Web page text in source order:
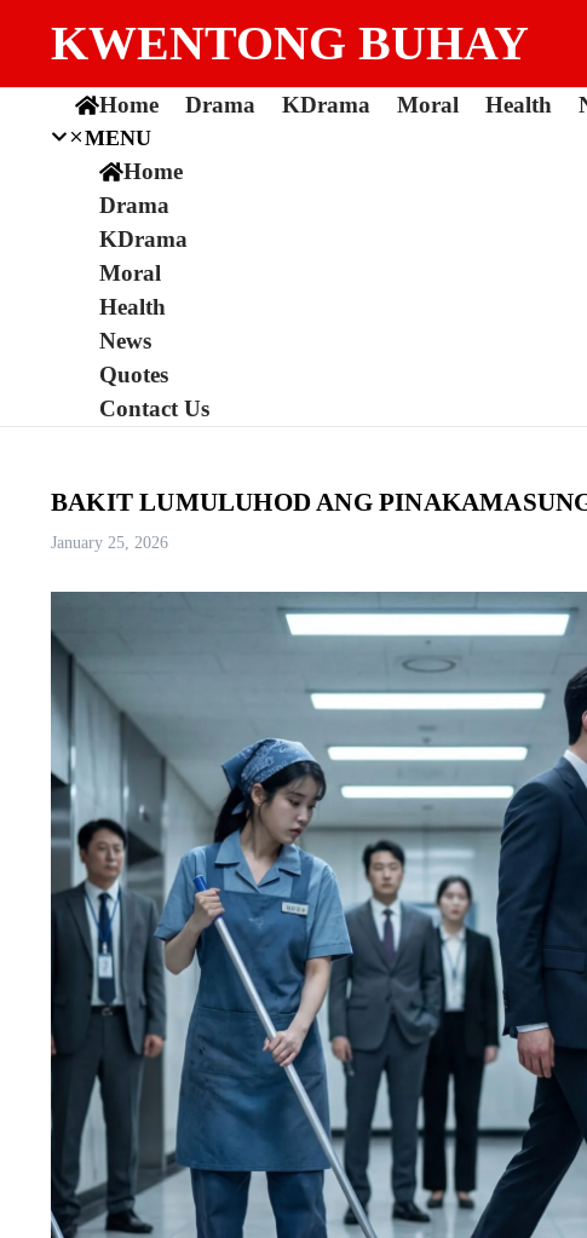
KWENTONG BUHAY
Home Drama KDrama Moral Health
MENU
Home
Drama
KDrama
Moral
Health
News
Quotes
Contact Us
BAKIT LUMULUHOD ANG
January 25, 2026